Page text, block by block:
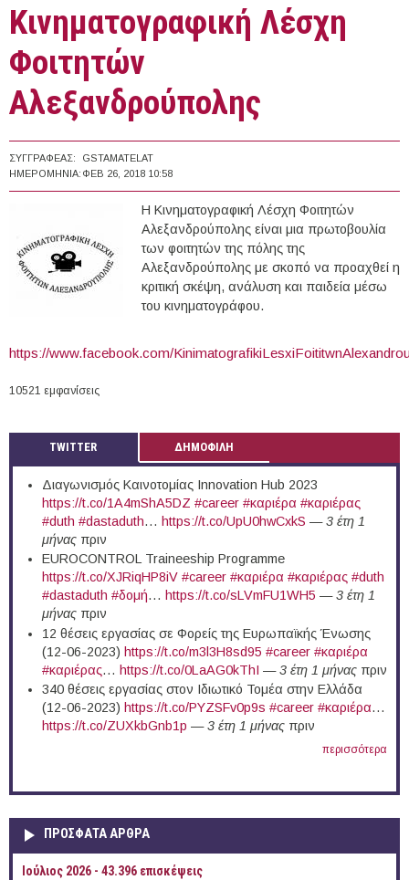
Κινηματογραφική Λέσχη
Φοιτητών
Αλεξανδρούπολης
ΣΥΓΓΡΑΦΈΑΣ:
GSTAMATELAT
ΗΜΕΡΟΜΗΝΊΑ: ΦΕΒ 26, 2018 10:58
Η Κινηματογραφική Λέσχη Φοιτητών
Αλεξανδρούπολης είναι μια πρωτοβουλία
των φοιτητών της πόλης της
Αλεξανδρούπολης με σκοπό να προαχθεί η
κριτική σκέψη, ανάλυση και παιδεία μέσω
του κινηματογράφου.
https://www.facebook.com/
10521 εμφανίσεις
TWITTER ΔΗΜΟΦΙΛΗ
Διαγωνισμός Καινοτομίας Innovation Hub 2023
https://t.co/1A4mShA5DZ #career #καριέρα #καριέρας
#duth #dastaduth… https://t.co/UpU0hwCxkS —3 έτη 1
μήναςπριν
EUROCONTROL Traineeship Programme
https://t.co/XJRiqHP8iV #career #καριέρα #καριέρας #duth
#dastaduth #δομή… https://t.co/sLVmFU1WH5 —3 έτη 1
μήναςπριν
12 θέσεις εργασίας σε Φορείς της Ευρωπαϊκής Ένωσης
(12-06-2023) https://t.co/m3l3H8sd95 #career #καριέρα
#καριέρας… https://t.co/0LaAG0kThI —3 έτη 1 μήναςπριν
340 θέσεις εργασίας στον Ιδιωτικό Τομέα στην Ελλάδα
(12-06-2023) https://t.co/PYZSFv0p9s #career #καριέρα…
https://t.co/ZUXkbGnb1p —3 έτη 1 μήναςπριν
περισσότερα
ΠΡΟΣΦΑΤΑ ΑΡΘΡΑ
Ιούλιος 2026 - 43.396 επισκέψεις